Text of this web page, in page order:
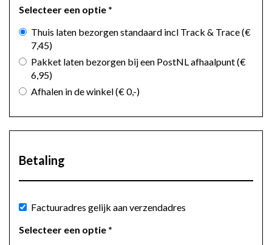
Selecteer een optie *
Thuis laten bezorgen standaard incl Track & Trace(€
7,45)
Pakket laten bezorgen bij een PostNL afhaalpunt(€
6,95)
Afhalen in de winkel(€ 0,-)
Betaling
Factuuradres gelijk aan verzendadres
Selecteer een optie *